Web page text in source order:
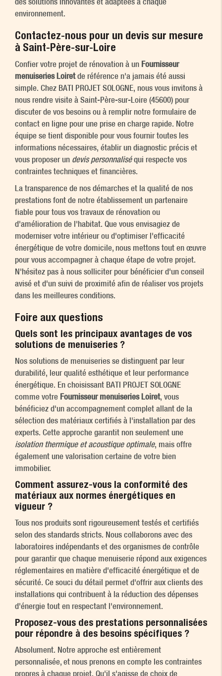
environnement.
Contactez-nous pour un devis sur mesure
à Saint-Père-sur-Loire
Confier votre projet de rénovation à un Fournisseur
menuiseries Loiretde référence n'a jamais été aussi
simple. Chez BATI PROJET SOLOGNE, nous vous invitons à
nous rendre visite à Saint-Père-sur-Loire (45600) pour
discuter de vos besoins ou à remplir notre formulaire de
contact en ligne pour une prise en charge rapide. Notre
équipe se tient disponible pour vous fournir toutes les
informations nécessaires, établir un diagnostic précis et
vous proposer un devis personnaliséqui respecte vos
contraintes techniques et financières.
La transparence de nos démarches et la qualité de nos
prestations font de notre établissement un partenaire
fiable pour tous vos travaux de rénovation ou
d'amélioration de l'habitat. Que vous envisagiez de
moderniser votre intérieur ou d'optimiser l'efficacité
énergétique de votre domicile, nous mettons tout en œuvre
pour vous accompagner à chaque étape de votre projet.
N'hésitez pas à nous solliciter pour bénéficier d'un conseil
avisé et d'un suivi de proximité afin de réaliser vos projets
dans les meilleures conditions.
Foire aux questions
Quels sont les principaux avantages de vos
solutions de menuiseries ?
Nos solutions de menuiseries se distinguent par leur
durabilité, leur qualité esthétique et leur performance
énergétique. En choisissant BATI PROJET SOLOGNE
comme votre Fournisseur menuiseries Loiret, vous
bénéficiez d'un accompagnement complet allant de la
sélection des matériaux certifiés à l'installation par des
experts. Cette approche garantit non seulement une
isolation thermique et acoustique optimale, mais offre
également une valorisation certaine de votre bien
immobilier.
Comment assurez-vous la conformité des
matériaux aux normes énergétiques en
vigueur ?
Tous nos produits sont rigoureusement testés et certifiés
selon des standards stricts. Nous collaborons avec des
laboratoires indépendants et des organismes de contrôle
pour garantir que chaque menuiserie répond aux exigences
réglementaires en matière d'efficacité énergétique et de
sécurité. Ce souci du détail permet d'offrir aux clients des
installations qui contribuent à la réduction des dépenses
d'énergie tout en respectant l'environnement.
Proposez-vous des prestations personnalisées
pour répondre à des besoins spécifiques ?
Absolument. Notre approche est entièrement
personnalisée, et nous prenons en compte les contraintes
propres à chaque projet. Qu'il s'agisse de choix de